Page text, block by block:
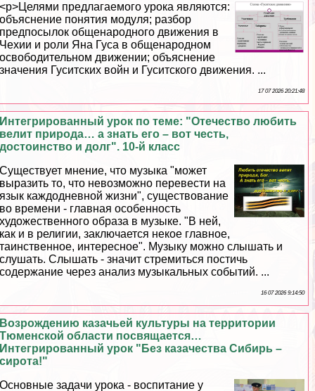
<p>Целями предлагаемого урока являются:
объяснение понятия модуля; разбор
предпосылок общенародного движения в
Чехии и роли Яна Гуса в общенародном
освободительном движении; объяснение
значения Гуситских войн и Гуситского движения. ...
17 07 2026 20:21:48
Интегрированный урок по теме: "Отечество любить
велит природа… а знать его – вот честь,
достоинство и долг". 10-й класс
Существует мнение, что музыка "может
выразить то, что невозможно перевести на
язык каждодневной жизни", существование
во времени - главная особенность
художественного образа в музыке. "В ней,
как и в религии, заключается некое главное,
таинственное, интересное". Музыку можно слышать и
слушать. Слышать - значит стремиться постичь
содержание через анализ музыкальных событий. ...
16 07 2026 9:14:50
Возрождению казачьей культуры на территории
Тюменской области посвящается…
Интегрированный урок "Без казачества Сибирь –
сирота!"
Основные задачи урока - воспитание у